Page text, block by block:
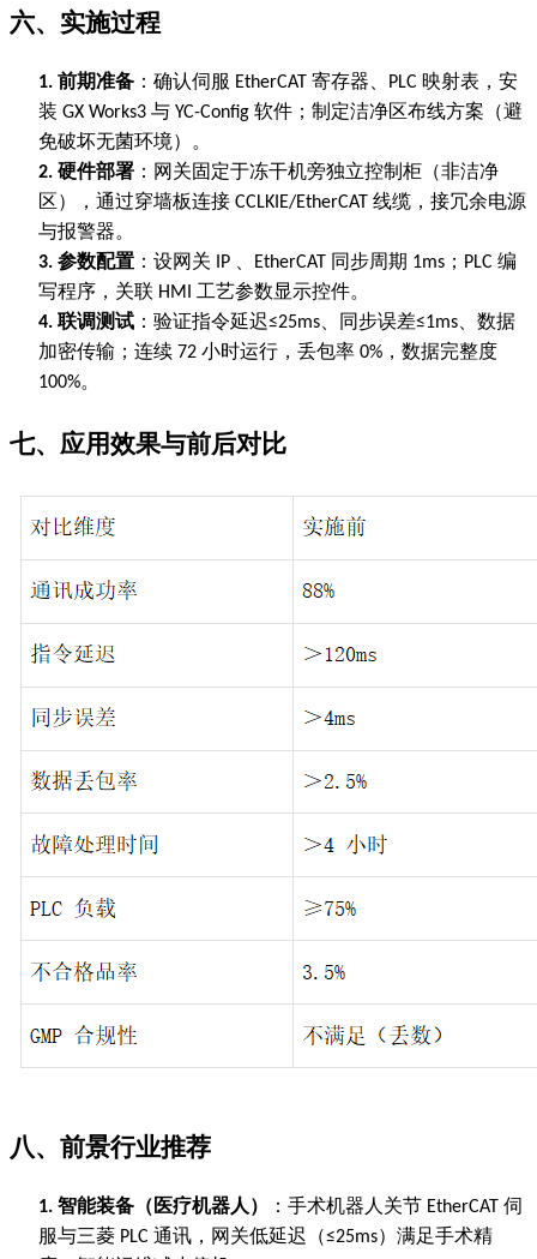
六、实施过程
1. 前期准备 ：确认伺服 EtherCAT 寄存器、 PLC 映射表，安
装 GX Works3 与 YC-Config 软件；制定洁净区布线方案（避
免破坏无菌环境）。
2. 硬件部署 ：网关固定于冻干机旁独立控制柜（非洁净
区），通过穿墙板连接 CCLKIE/EtherCAT 线缆，接冗余电源
与报警器。
3. 参数配置 ：设网关 IP EtherCAT 同步周期 1ms ； PLC 编
写程序，关联 HMI 工艺参数显示控件。
4. 联调测试 ：验证指令延迟≤25ms 、同步误差≤1ms 、数据
加密传输；连续 72 小时运行，丢包率 0% ，数据完整度
100%。
七、应用效果与前后对比
八、前景行业推荐
1. 智能装备（医疗机器人） ：手术机器人关节 EtherCAT 伺
服与三菱 PLC 通讯，网关低延迟（≤25ms）满足手术精